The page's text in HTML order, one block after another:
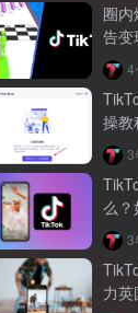
圈
告变
别盲4
操教
3
么？
发布3
力